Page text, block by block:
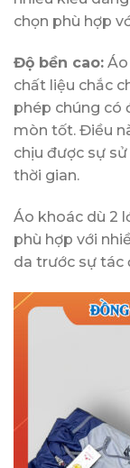
chọn phù hợp
Độ bền cao:
chất liệu chắc
phép chúng có
mòn tốt. Điều
chịu được sự
thời gian.
Áo khoác dù 2
phù hợp với
da trước sự tác